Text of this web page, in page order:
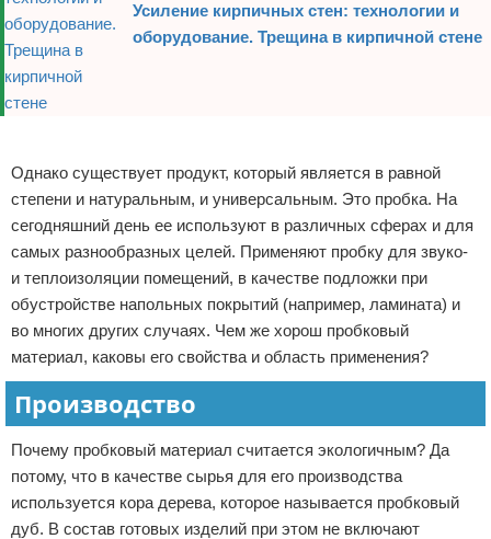
Усиление кирпичных стен: технологии и
оборудование. Трещина в кирпичной стене
Однако существует продукт, который является в равной
степени и натуральным, и универсальным. Это пробка. На
сегодняшний день ее используют в различных сферах и для
самых разнообразных целей. Применяют пробку для звуко-
и теплоизоляции помещений, в качестве подложки при
обустройстве напольных покрытий (например, ламината) и
во многих других случаях. Чем же хорош пробковый
материал, каковы его свойства и область применения?
Производство
Почему пробковый материал считается экологичным? Да
потому, что в качестве сырья для его производства
используется кора дерева, которое называется пробковый
дуб. В состав готовых изделий при этом не включают